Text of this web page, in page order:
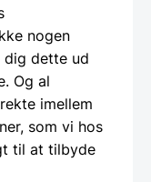
nogen
dig dette ud
Og al
imellem
som vi hos
til at tilbyde